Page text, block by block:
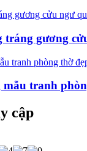
tráng gương
tranh
cập